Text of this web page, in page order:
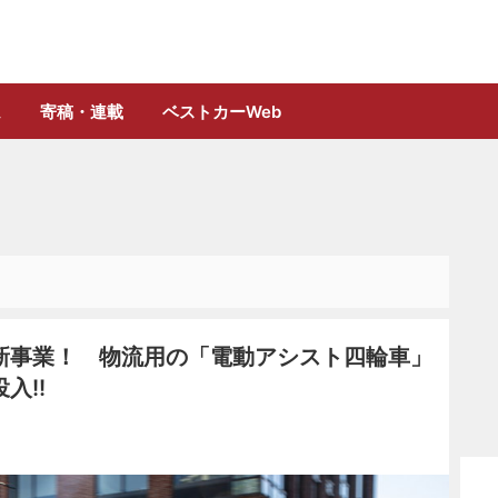
寄稿・連載 ベストカーWeb
業！ 物流用の「電動アシスト四輪車」
入!!